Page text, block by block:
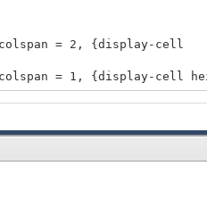
2,
2,
colspan = 2,
= 1, {display-cell
= 5, {display-cell
= 2, {display-cell
= 2,
= 2, {display-cell
= 2, {display-cell
= 2, {display-cell